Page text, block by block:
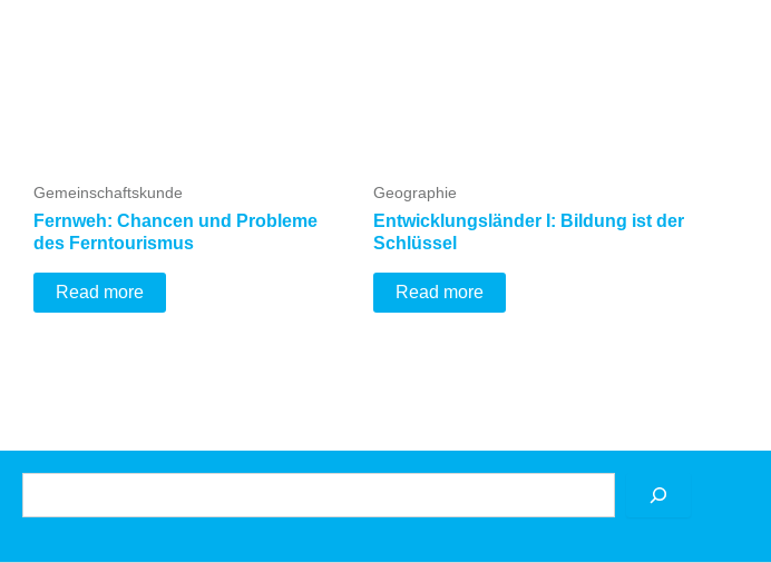
Gemeinschaftskunde
Fernweh: Chancen und Probleme
des Ferntourismus
Read more
Geographie
Entwicklungsländer I: Bildung ist der
Schlüssel
Read more